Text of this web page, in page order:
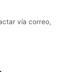
vía correo,